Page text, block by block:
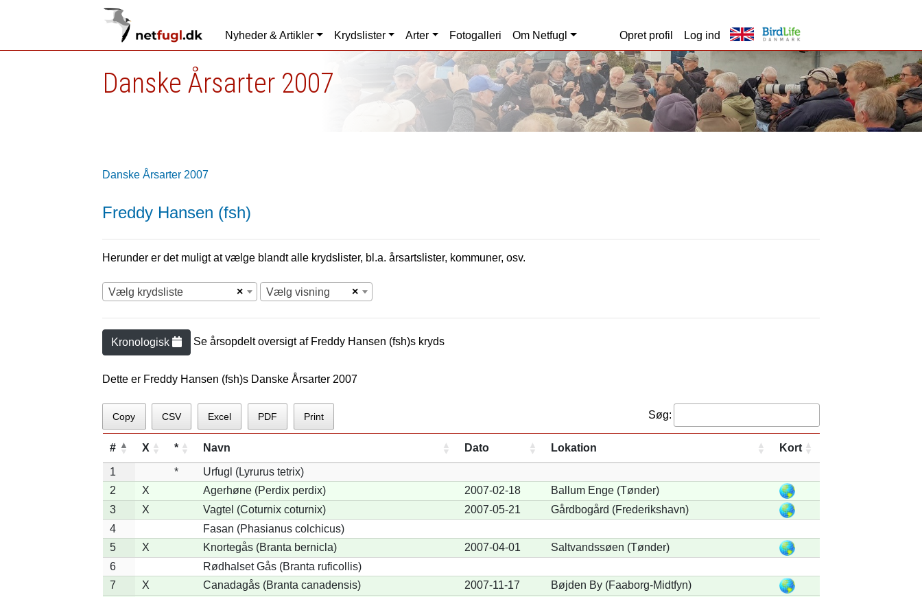
Nyheder & Artikler Krydslister Arter Fotogalleri Om Netfugl Opret profil Log ind
Danske Årsarter 2007
Danske Årsarter 2007
Freddy Hansen (fsh)
Herunder er det muligt at vælge blandt alle krydslister, bl.a. årsartslister, kommuner, osv.
×
Vælg krydsliste ×
Vælg visning
Kronologisk Se årsopdelt oversigt af Freddy Hansen (fsh)s kryds
Dette er Freddy Hansen (fsh)s Danske Årsarter 2007
Copy CSV Excel PDF Print Søg:
# X * Navn Dato Lokation Kort
1 *
Urfugl (Lyrurus tetrix)
2
X Agerhøne (Perdix perdix) 2007-02-18
Ballum Enge (Tønder)
3
X Vagtel (Coturnix coturnix) 2007-05-21
Gårdbogård (Frederikshavn)
4
Fasan (Phasianus colchicus)
5
X Knortegås (Branta bernicla) 2007-04-01
Saltvandssøen (Tønder)
6
Rødhalset Gås (Branta ruficollis)
7
X Canadagås (Branta canadensis) 2007-11-17
Bøjden By (Faaborg-Midtfyn)